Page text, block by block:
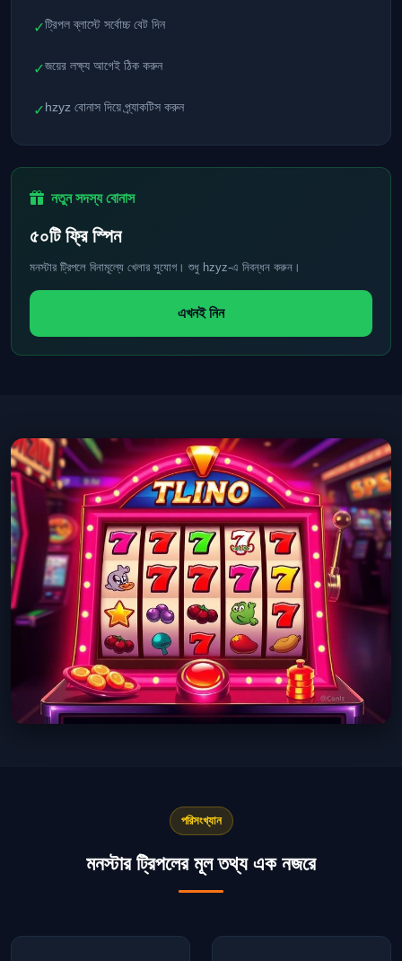
✓ট্রিপল ব্লাস্টে সর্বোচ্চ বেট দিন
✓জয়ের লক্ষ্য আগেই ঠিক করুন
✓hzyz বোনাস দিয়ে প্র্যাকটিস করুন
নতুন সদস্য বোনাস
৫০টি ফ্রি স্পিন
মনস্টার ট্রিপলে বিনামূল্যে খেলার সুযোগ। শুধু hzyz-এ নিবন্ধন করুন।
এখনই নিন
পরিসংখ্যান
মনস্টার ট্রিপলের মূল তথ্য এক নজরে